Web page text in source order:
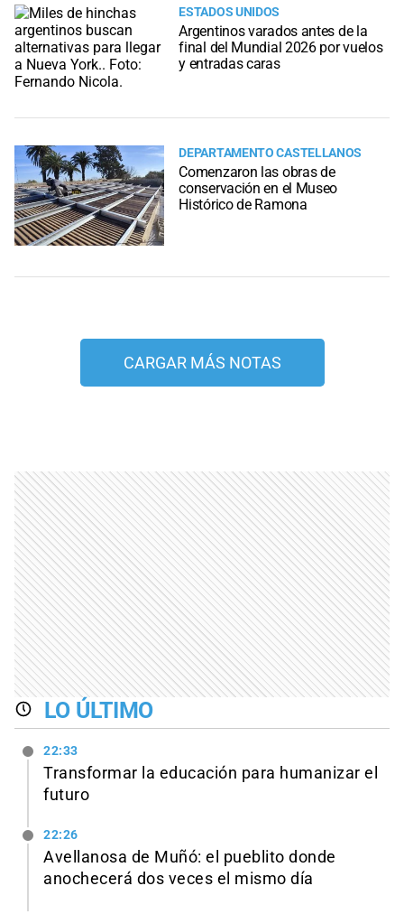
ESTADOS UNIDOS
Argentinos varados antes de la
final del Mundial 2026 por vuelos
y entradas caras
DEPARTAMENTO CASTELLANOS
Comenzaron las obras de
conservación en el Museo
Histórico de Ramona
CARGAR MÁS NOTAS
LO ÚLTIMO
22:33
Transformar la educación para humanizar el
futuro
22:26
Avellanosa de Muñó: el pueblito donde
anochecerá dos veces el mismo día